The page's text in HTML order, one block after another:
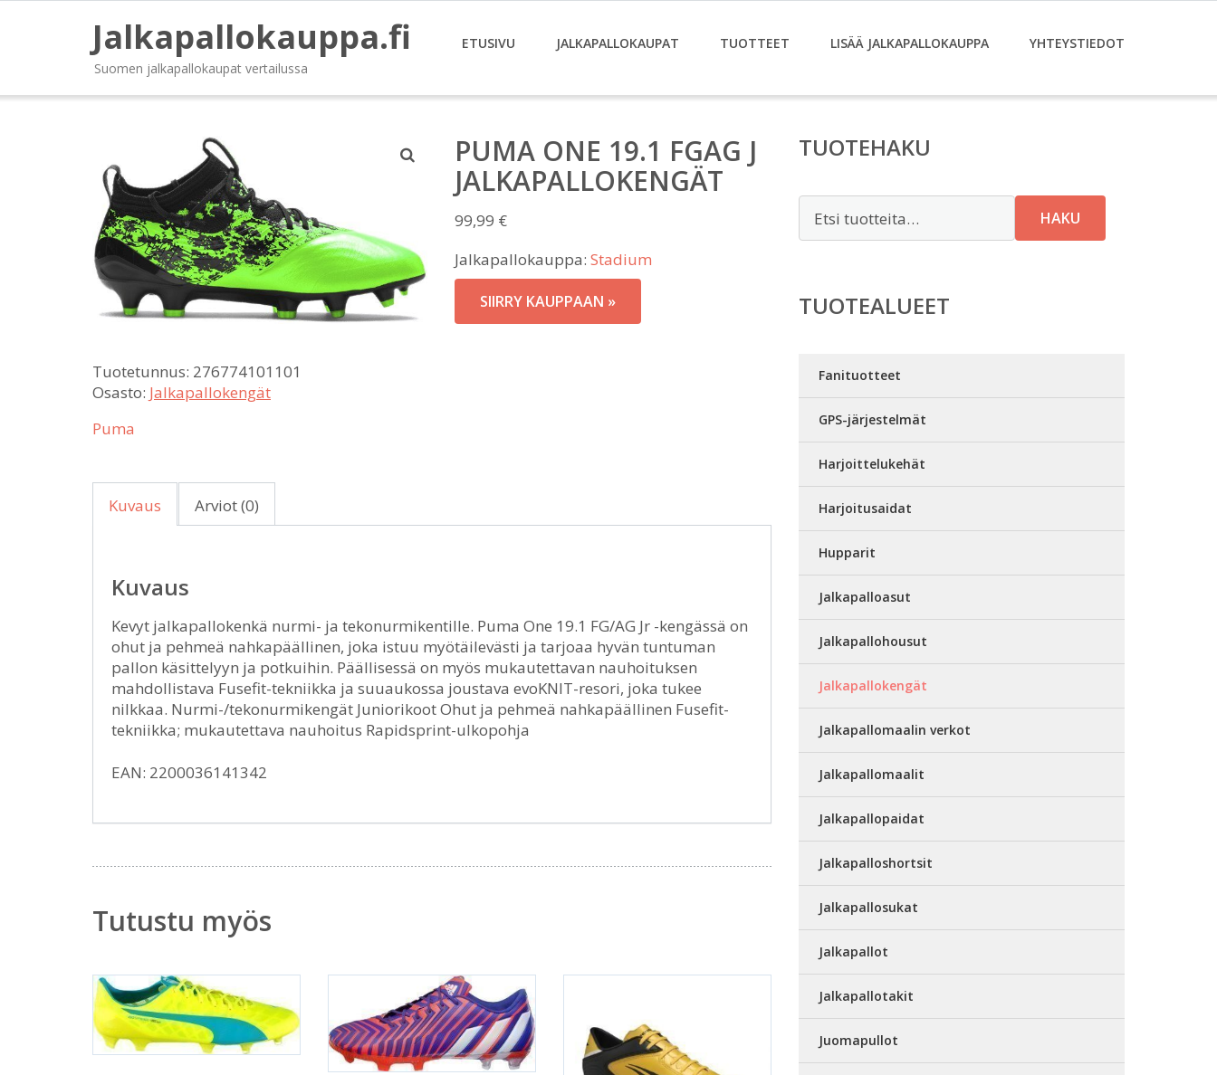
Jalkapallokauppa.fi
Suomen jalkapallokaupat vertailussa
ETUSIVU JALKAPALLOKAUPAT TUOTTEET LISÄÄ JALKAPALLOKAUPPA YHTEYSTIEDOT
PUMA ONE 19.1 FGAG J
JALKAPALLOKENGÄT
99,99 €
Jalkapallokauppa: Stadium
SIIRRY KAUPPAAN »
Tuotetunnus: 276774101101
Osasto: Jalkapallokengät
Puma
Kuvaus Arviot (0)
Kuvaus
Kevyt jalkapallokenkä nurmi- ja tekonurmikentille. Puma One 19.1 FG/AG Jr -kengässä on
ohut ja pehmeä nahkapäällinen, joka istuu myötäilevästi ja tarjoaa hyvän tuntuman
pallon käsittelyyn ja potkuihin. Päällisessä on myös mukautettavan nauhoituksen
mahdollistava Fusefit-tekniikka ja suuaukossa joustava evoKNIT-resori, joka tukee
nilkkaa. Nurmi-/tekonurmikengät Juniorikoot Ohut ja pehmeä nahkapäällinen Fusefit-
tekniikka; mukautettava nauhoitus Rapidsprint-ulkopohja
EAN: 2200036141342
Tutustu myös
TUOTEHAKU
HAKU
TUOTEALUEET
Fanituotteet
GPS-järjestelmät
Harjoittelukehät
Harjoitusaidat
Hupparit
Jalkapalloasut
Jalkapallohousut
Jalkapallokengät
Jalkapallomaalin verkot
Jalkapallomaalit
Jalkapallopaidat
Jalkapalloshortsit
Jalkapallosukat
Jalkapallot
Jalkapallotakit
Juomapullot